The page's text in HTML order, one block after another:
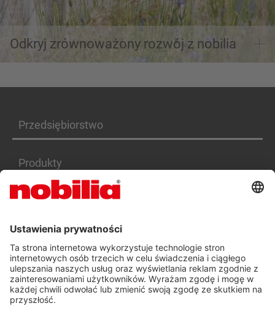
Odkryj zrównoważony rozwój z nobilia
Przedsiębiorstwo
Produkty
Serwis
Kariera
DEKLARACJA DOSTĘPNOŚCI PL